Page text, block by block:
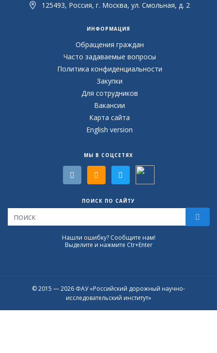
125493, Россия, г. Москва, ул. Смольная, д. 2
ИНФОРМАЦИЯ
Обращения граждан
Часто задаваемые вопросы
Политика конфиденциальности
Закупки
Для сотрудников
Вакансии
Карта сайта
English version
МЫ В СОЦСЕТЯХ
ПОИСК ПО САЙТУ
Нашли ошибку? Сообщите нам!
Выделите и нажмите Ctr+Enter
© 2015 — 2026 ФАУ «Российский дорожный научно-
исследовательский институт»